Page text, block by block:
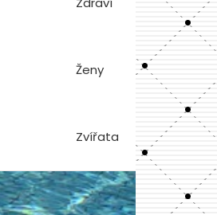
Ženy
Zvířata